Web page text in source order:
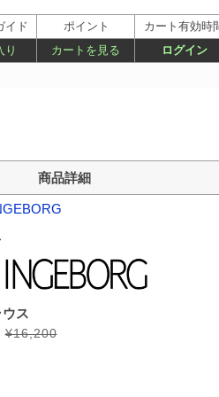
商品詳細
ス
¥16,200
イド ポイント
カート有効時
り
カートを見る ログイン